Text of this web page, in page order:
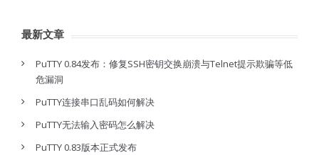
最新文章
PuTTY 0.84发布：修复SSH密钥交换崩溃与Telnet提示欺骗等低
危漏洞
PuTTY连接串口乱码如何解决
PuTTY无法输入密码怎么解决
PuTTY 0.83版本正式发布